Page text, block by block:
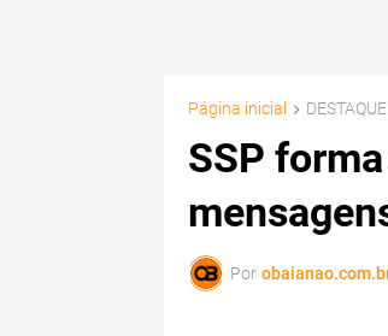
Página inicial DESTAQUE
SSP
Por